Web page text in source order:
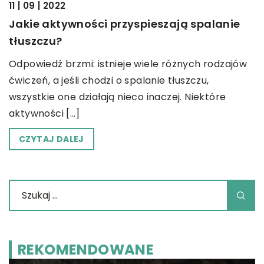
11 | 09 | 2022
Jakie aktywności przyspieszają spalanie
tłuszczu?
Odpowiedź brzmi: istnieje wiele różnych rodzajów
ćwiczeń, a jeśli chodzi o spalanie tłuszczu,
wszystkie one działają nieco inaczej. Niektóre
aktywności […]
CZYTAJ DALEJ
REKOMENDOWANE